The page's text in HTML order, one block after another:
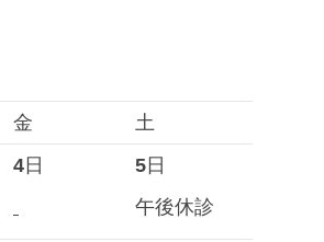
金
土
4 日 5 日
午後休診